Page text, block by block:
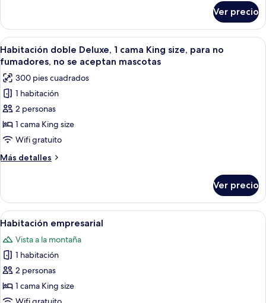
size,
para
no
fumadores,
no
se
aceptan
mascotas
doble
clásica,
2
camas
size,
para
no
fumadores,
no
aceptan
mascotas
Ver precio
Abrir
todas
las
fotos
de
Habitación
doble
Deluxe,
1
cama
size,
para
no
fumadores,
no
se
aceptan
mascotas
Habitación de hotel con cama,
13
Habitación doble Deluxe, 1 cama King size, para no
fumadores, no se aceptan mascotas
300 pies cuadrados
1 habitación
2 personas
1 cama King size
Wifi gratuito
Más detalles
Más
doble
Deluxe,
1
King
size,
para
no
fumadores,
no
Ver precio
Abrir
todas
las
fotos
de
Habitación
empresarial
Una habitación de hotel con una
15
Habitación empresarial
Vista a la montaña
1 habitación
2 personas
1 cama King size